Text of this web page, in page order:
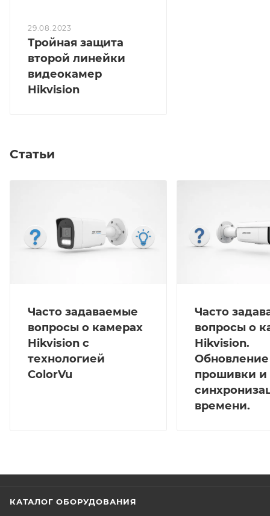
29.08.2023
Тройная защита
второй линейки
видеокамер
Hikvision
Статьи
Часто задаваемые
вопросы о камерах
Hikvision с
технологией
ColorVu
Часто
вопросы о
Hikvision.
Обновление
прошивки и
времени.
КАТАЛОГ ОБОРУДОВАНИЯ